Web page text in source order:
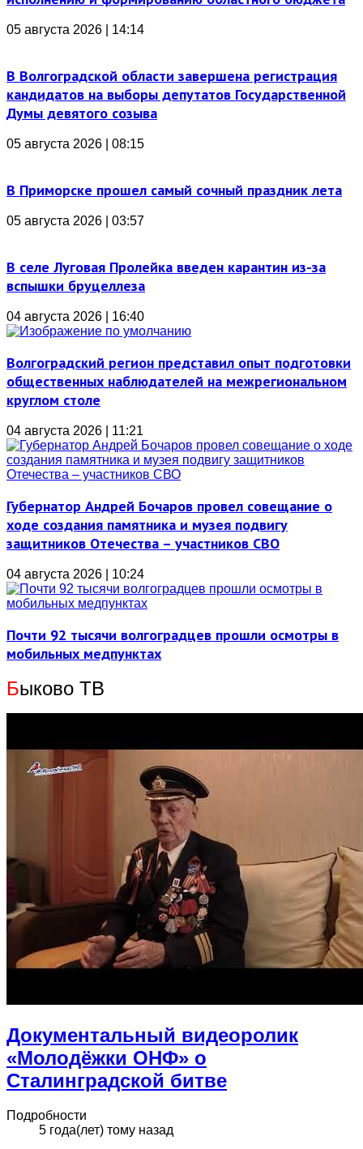
05 августа 2026 | 14:14
В Волгоградской области завершена регистрация
кандидатов на выборы депутатов Государственной
Думы девятого созыва
05 августа 2026 | 08:15
В Приморске прошел самый сочный праздник лета
05 августа 2026 | 03:57
В селе Луговая Пролейка введен карантин из-за
вспышки бруцеллеза
04 августа 2026 | 16:40
Волгоградский регион представил опыт подготовки
общественных наблюдателей на межрегиональном
круглом столе
04 августа 2026 | 11:21
Губернатор Андрей Бочаров провел совещание о
ходе создания памятника и музея подвигу
защитников Отечества – участников СВО
04 августа 2026 | 10:24
Почти 92 тысячи волгоградцев прошли осмотры в
мобильных медпунктах
Быково ТВ
Документальный видеоролик
«Молодёжки ОНФ» о
Сталинградской битве
Подробности
5 года(лет) тому назад